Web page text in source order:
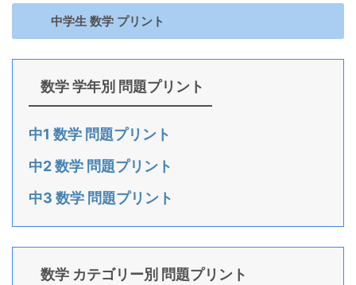
中学生 数学 プリント
数学 学年別 問題プリント
中1 数学 問題プリント
中2 数学 問題プリント
中3 数学 問題プリント
数学 カテゴリー別 問題プリント